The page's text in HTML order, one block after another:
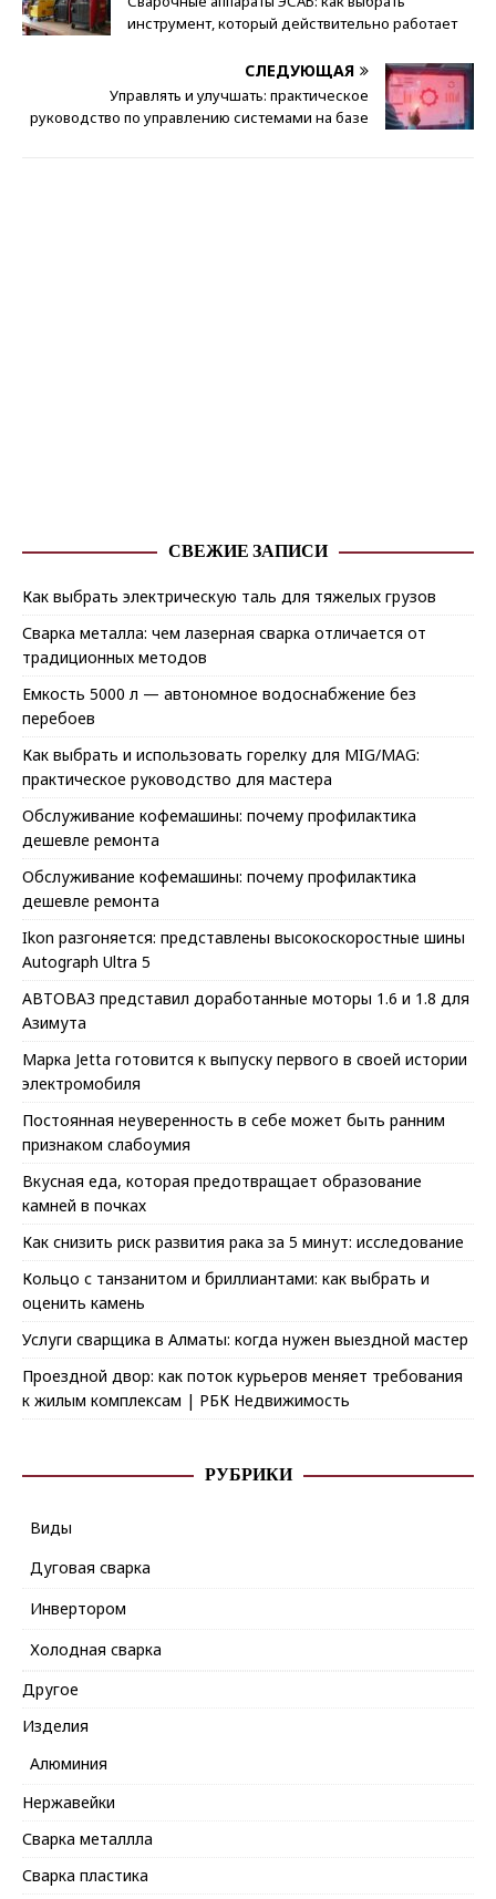
инструмент, который действительно работает
СЛЕДУЮЩАЯ
Управлять и улучшать: практическое
руководство по управлению системами на базе
СВЕЖИЕ ЗАПИСИ
Как выбрать электрическую таль для тяжелых грузов
Сварка металла: чем лазерная сварка отличается от
традиционных методов
Емкость 5000 л — автономное водоснабжение без
перебоев
Как выбрать и использовать горелку для MIG/MAG:
практическое руководство для мастера
Обслуживание кофемашины: почему профилактика
дешевле ремонта
Обслуживание кофемашины: почему профилактика
дешевле ремонта
Ikon разгоняется: представлены высокоскоростные шины
Autograph Ultra 5
АВТОВАЗ представил доработанные моторы 1.6 и 1.8 для
Азимута
Марка Jetta готовится к выпуску первого в своей истории
электромобиля
Постоянная неуверенность в себе может быть ранним
признаком слабоумия
Вкусная еда, которая предотвращает образование
камней в почках
Как снизить риск развития рака за 5 минут: исследование
Кольцо с танзанитом и бриллиантами: как выбрать и
оценить камень
Услуги сварщика в Алматы: когда нужен выездной мастер
Проездной двор: как поток курьеров меняет требования
к жилым комплексам | РБК Недвижимость
РУБРИКИ
Виды
Дуговая сварка
Инвертором
Холодная сварка
Другое
Изделия
Алюминия
Нержавейки
Сварка металлла
Сварка пластика